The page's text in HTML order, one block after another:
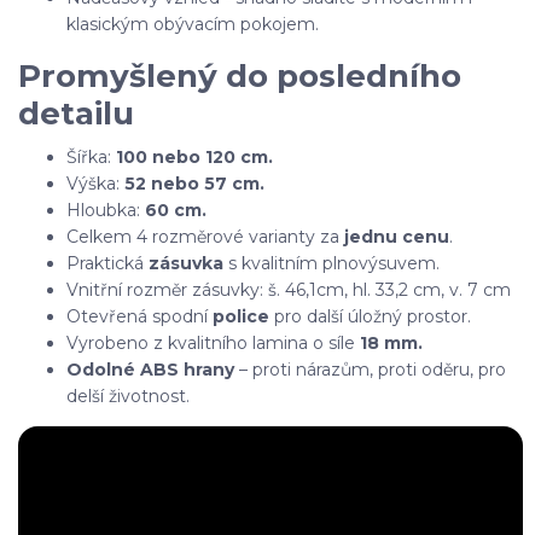
klasickým obývacím pokojem.
Promyšlený do posledního
detailu
Šířka: 100 nebo 120 cm.
Výška: 52 nebo 57 cm.
Hloubka: 60 cm.
Celkem 4 rozměrové varianty za jednu cenu.
Praktická zásuvka s kvalitním plnovýsuvem.
Vnitřní rozměr zásuvky: š. 46,1cm, hl. 33,2 cm, v. 7 cm
Otevřená spodní police pro další úložný prostor.
Vyrobeno z kvalitního lamina o síle 18 mm.
Odolné ABS hrany– proti nárazům, proti oděru, pro
delší životnost.